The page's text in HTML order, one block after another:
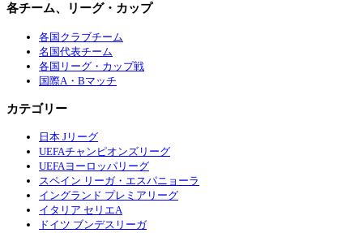
各チーム、リーグ・カップ
各国クラブチーム
名国代表チーム
各国リーグ・カップ戦
国際A・Bマッチ
カテゴリー
日本 Jリーグ
UEFAチャンピオンズリーグ
UEFAヨーロッパリーグ
スペイン リーガ・エスパニョーラ
イングランド プレミアリーグ
イタリア セリエA
ドイツ ブンデスリーガ